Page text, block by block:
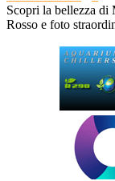
Scopri la bellezza
Rosso e foto